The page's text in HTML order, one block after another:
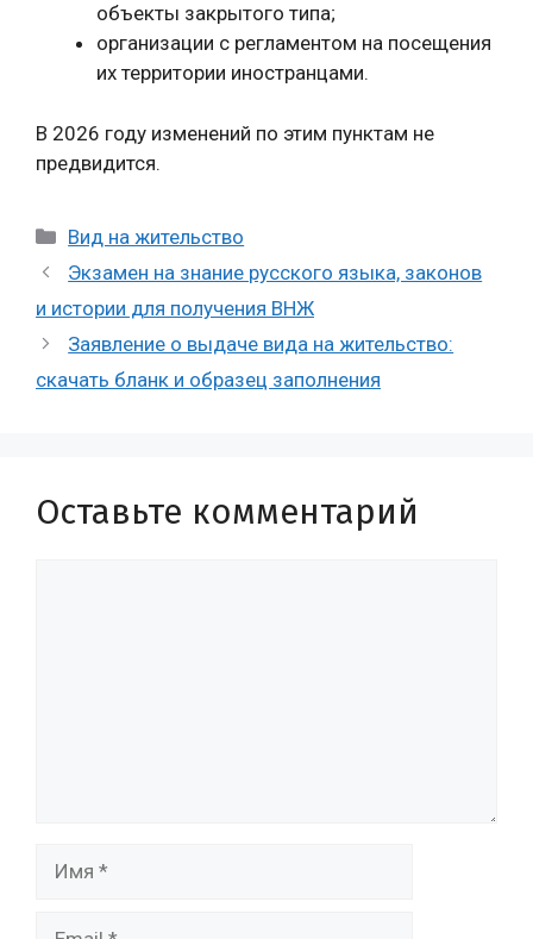
объекты закрытого типа;
организации с регламентом на посещения
их территории иностранцами.
В 2026 году изменений по этим пунктам не
предвидится.
Рубрики
Вид на жительство
Экзамен на знание русского языка, законов
и истории для получения ВНЖ
Заявление о выдаче вида на жительство:
скачать бланк и образец заполнения
Оставьте комментарий